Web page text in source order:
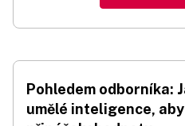
Pohledem odborníka:
umělé inteligence,